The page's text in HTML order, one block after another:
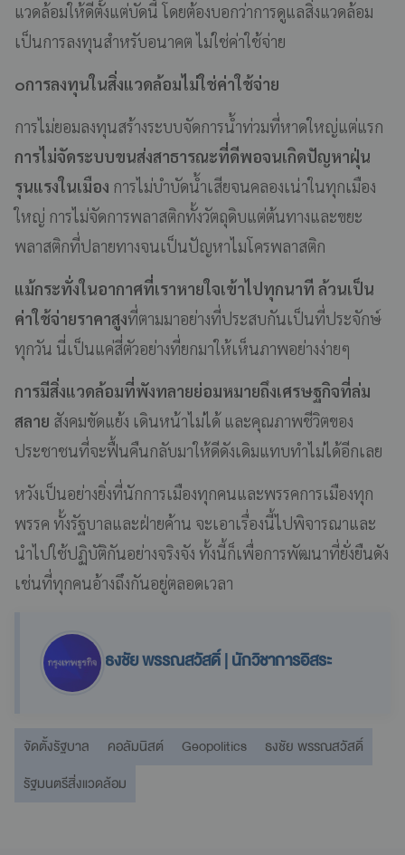
แวดล้อมให้ดีตั้งแต่บัดนี้ โดยต้องบอกว่าการดูแลสิ่งแวดล้อม
เป็นการลงทุนสำหรับอนาคต ไม่ใช่ค่าใช้จ่าย
๐การลงทุนในสิ่งแวดล้อมไม่ใช่ค่าใช้จ่าย
การไม่ยอมลงทุนสร้างระบบจัดการน้ำท่วมที่หาดใหญ่แต่แรก
การไม่จัดระบบขนส่งสาธารณะที่ดีพอจนเกิดปัญหาฝุ่น
รุนแรงในเมือง การไม่บำบัดน้ำเสียจนคลองเน่าในทุกเมือง
ใหญ่ การไม่จัดการพลาสติกทั้งวัตถุดิบแต่ต้นทางและขยะ
พลาสติกที่ปลายทางจนเป็นปัญหาไมโครพลาสติก
แม้กระทั่งในอากาศที่เราหายใจเข้าไปทุกนาที ล้วนเป็น
ค่าใช้จ่ายราคาสูงที่ตามมาอย่างที่ประสบกันเป็นที่ประจักษ์
ทุกวัน นี่เป็นแค่สี่ตัวอย่างที่ยกมาให้เห็นภาพอย่างง่ายๆ
การมีสิ่งแวดล้อมที่พังทลายย่อมหมายถึงเศรษฐกิจที่ล่ม
สลาย สังคมขัดแย้ง เดินหน้าไม่ได้ และคุณภาพชีวิตของ
ประชาชนที่จะฟื้นคืนกลับมาให้ดีดังเดิมแทบทำไม่ได้อีกเลย
หวังเป็นอย่างยิ่งที่นักการเมืองทุกคนและพรรคการเมืองทุก
พรรค ทั้งรัฐบาลและฝ่ายค้าน จะเอาเรื่องนี้ไปพิจารณาและ
นำไปใช้ปฏิบัติกันอย่างจริงจัง ทั้งนี้ก็เพื่อการพัฒนาที่ยั่งยืนดัง
เช่นที่ทุกคนอ้างถึงกันอยู่ตลอดเวลา
ธงชัย พรรณสวัสดิ์ | นักวิชาการอิสระ
จัดตั้งรัฐบาล คอลัมนิสต์ Geopolitics
ธงชัย พรรณสวัสดิ์
รัฐมนตรีสิ่งแวดล้อม